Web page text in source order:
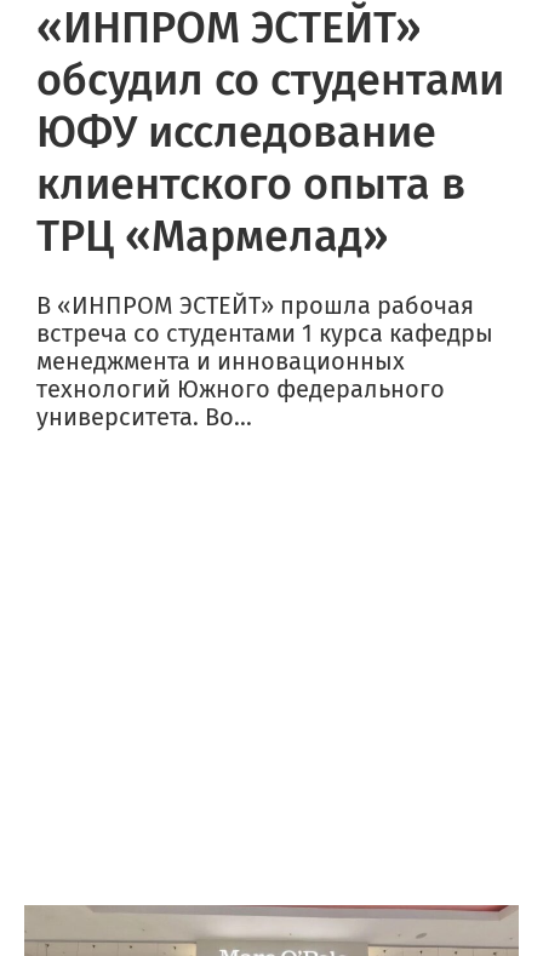
«ИНПРОМ ЭСТЕЙТ»
обсудил со студентами
ЮФУ исследование
клиентского опыта в
ТРЦ «Мармелад»
В «ИНПРОМ ЭСТЕЙТ» прошла рабочая
встреча со студентами 1 курса кафедры
менеджмента и инновационных
технологий Южного федерального
университета. Во...